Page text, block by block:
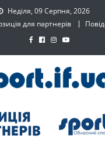
Неділя, 09 Серпня, 2026
для партнерів
–